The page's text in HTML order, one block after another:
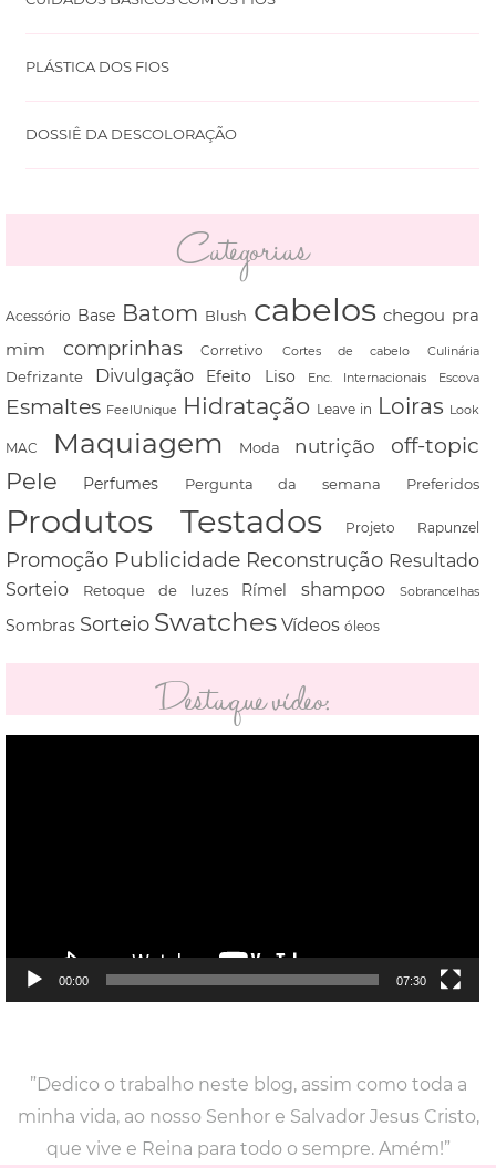
PLÁSTICA DOS FIOS
DOSSIÊ DA DESCOLORAÇÃO
Categorias
Acessório Base Batom Blush cabelos chegou pra
mim
comprinhas Corretivo Cortes de cabelo Culinária
Defrizante Divulgação Efeito Liso Enc. Internacionais Escova
Esmaltes FeelUnique Hidratação Leave in Loiras Look
MAC Maquiagem Moda nutrição off-topic
Pele Perfumes Pergunta da semana Preferidos
Produtos Testados Projeto Rapunzel
Promoção Publicidade Reconstrução Resultado
Sorteio
Retoque de luzes Rímel shampoo Sobrancelhas
Sombras Sorteio Swatches Vídeos óleos
Destaque vídeo:
00:00 07:30
”Dedico o trabalho neste blog, assim como toda a
minha vida, ao nosso Senhor e Salvador Jesus Cristo,
que vive e Reina para todo o sempre. Amém!”